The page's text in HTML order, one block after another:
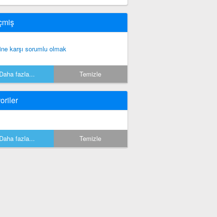
karşı sorumlu olmak
Daha fazla... Temizle
Daha fazla... Temizle